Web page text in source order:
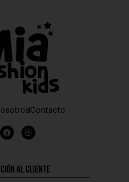
Contacto
al Cliente